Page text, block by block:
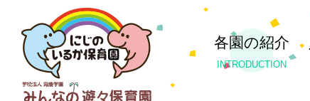
各園の紹介
INTRODUCTION